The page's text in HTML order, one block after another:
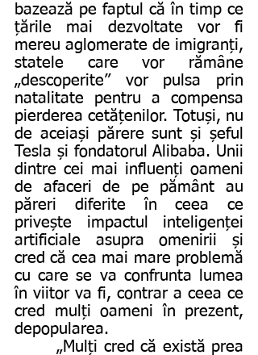
bazează pe faptul că în timp ce
țările mai dezvoltate vor fi
mereu aglomerate de imigranți,
statele care vor rămâne
„descoperite” vor pulsa prin
natalitate pentru a compensa
pierderea cetățenilor. Totuși, nu
de aceiași părere sunt și șeful
Tesla și fondatorul Alibaba. Unii
dintre cei mai influenți oameni
de afaceri de pe pământ au
păreri diferite în ceea ce
privește impactul inteligenței
artificiale asupra omenirii și
cred că cea mai mare problemă
cu care se va confrunta lumea
în viitor va fi, contrar a ceea ce
cred mulți oameni în prezent,
depopularea.